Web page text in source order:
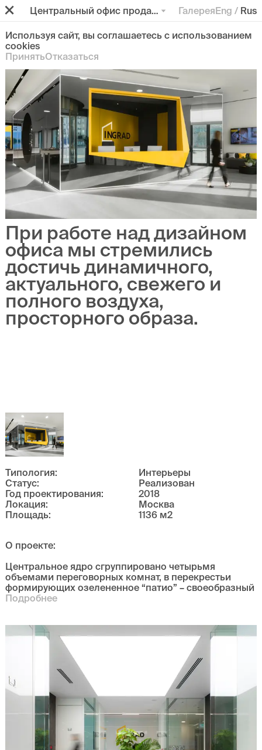
Центральный офис продаж Ingrad Галерея Eng / Rus
Используя сайт, вы соглашаетесь с использованием
cookies
ПринятьОтказаться
При работе над дизайном
офиса мы стремились
достичьдинамичного,
актуального, свежего и
полного воздуха,
просторного образа.
Типология:
Интерьеры
Статус:
Реализован
Год проектирования:
2018
Локация:
Москва
Площадь: 1136 м2
О проекте:
Центральное ядро сгруппировано четырьмя
объемами переговорных комнат, в перекрестьи
формирующих озелененное “патио” – своеобразный
Подробнее